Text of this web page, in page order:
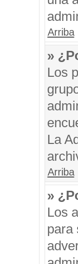
Arriba
»
Los
La
Arriba
»
Los
para